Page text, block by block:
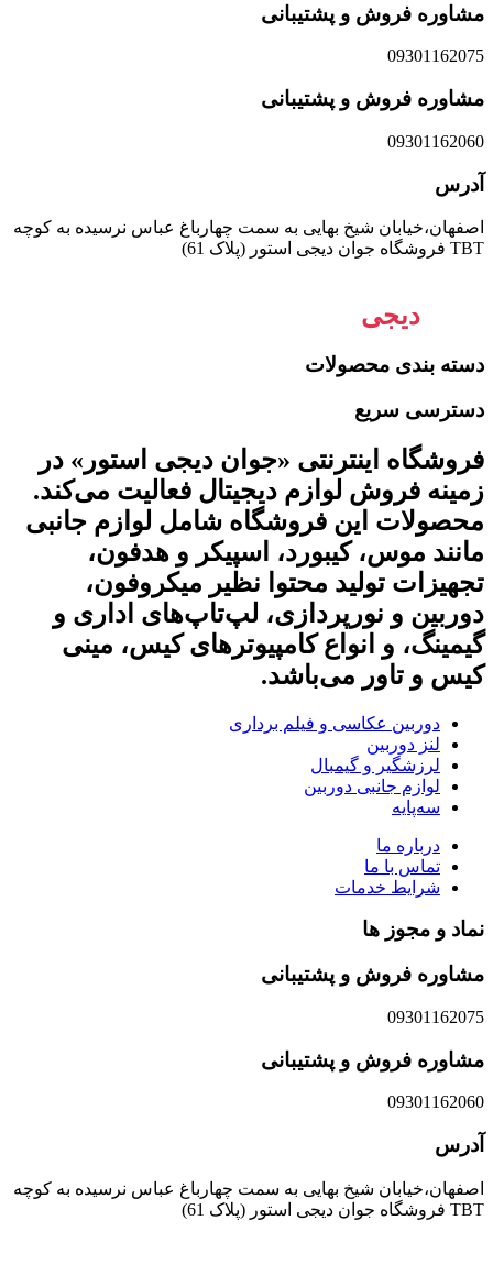
مشاوره فروش و پشتیبانی
09301162075
مشاوره فروش و پشتیبانی
09301162060
آدرس
اصفهان،خیابان شیخ بهایی به سمت چهارباغ عباس نرسیده به کوچه
TBT فروشگاه جوان دیجی استور (پلاک 61)
دیجی
دسته بندی محصولات
دسترسی سریع
فروشگاه اینترنتی «جوان دیجی استور» در
زمینه فروش لوازم دیجیتال فعالیت می‌کند.
محصولات این فروشگاه شامل لوازم جانبی
مانند موس، کیبورد، اسپیکر و هدفون،
تجهیزات تولید محتوا نظیر میکروفون،
دوربین و نورپردازی، لپ‌تاپ‌های اداری و
گیمینگ، و انواع کامپیوترهای کیس، مینی
کیس و تاور می‌باشد.
دوربین عکاسی و فیلم برداری
لنز دوربین
لرزشگیر و گیمبال
لوازم جانبی دوربین
سه‌پایه
درباره ما
تماس با ما
شرایط خدمات
نماد و مجوز ها
مشاوره فروش و پشتیبانی
09301162075
مشاوره فروش و پشتیبانی
09301162060
آدرس
اصفهان،خیابان شیخ بهایی به سمت چهارباغ عباس نرسیده به کوچه
TBT فروشگاه جوان دیجی استور (پلاک 61)